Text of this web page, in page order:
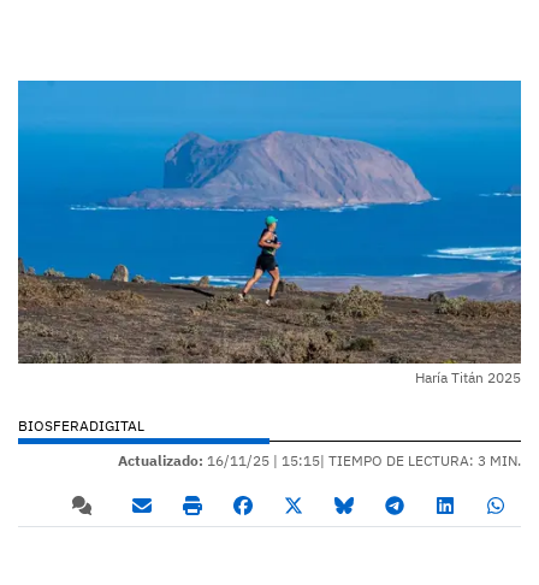
Haría Titán 2025
BIOSFERADIGITAL
Actualizado: 16/11/25 | 15:15| TIEMPO DE LECTURA: 3 MIN.